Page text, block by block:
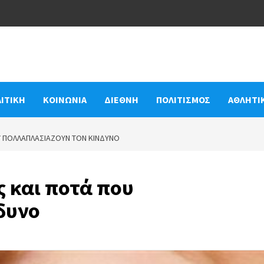
ΚΟΙΝΩΝΙΑ ΔΙΕΘΝΗ ΠΟΛΙΤΙΣΜΟΣ
ΤΟΝ ΚΊΝΔΥΝΟ
και ποτά που